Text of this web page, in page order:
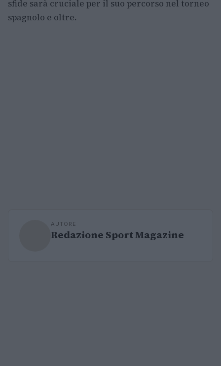
sfide sarà cruciale per il suo percorso nel torneo
spagnolo e oltre.
AUTORE
Redazione Sport Magazine